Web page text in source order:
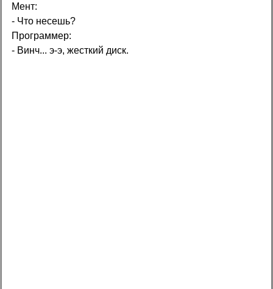
Мент:
- Что несешь?
Программер:
- Винч... э-э, жесткий диск.